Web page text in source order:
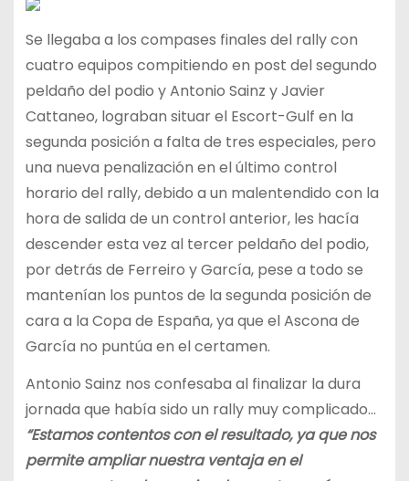
Se llegaba a los compases finales del rally con
cuatro equipos compitiendo en post del segundo
peldaño del podio y Antonio Sainz y Javier
Cattaneo, lograban situar el Escort-Gulf en la
segunda posición a falta de tres especiales, pero
una nueva penalización en el último control
horario del rally, debido a un malentendido con la
hora de salida de un control anterior, les hacía
descender esta vez al tercer peldaño del podio,
por detrás de Ferreiro y García, pese a todo se
mantenían los puntos de la segunda posición de
cara a la Copa de España, ya que el Ascona de
García no puntúa en el certamen.
Antonio Sainz nos confesaba al finalizar la dura
jornada que había sido un rally muy complicado…
“Estamos contentos con el resultado, ya que nos
permite ampliar nuestra ventaja en el